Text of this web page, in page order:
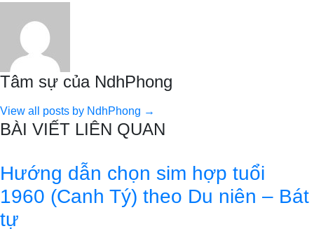
Tâm sự của NdhPhong
View all posts by NdhPhong →
BÀI VIẾT LIÊN QUAN
Hướng dẫn chọn sim hợp tuổi
1960 (Canh Tý) theo Du niên – Bát
tự